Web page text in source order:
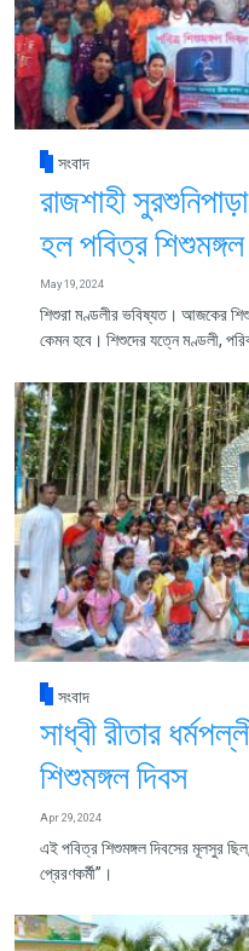
সংবাদ
রাজশাহী
হল পবিত্র
May 19, 2024
শিশুরা মণ্ডলীর ভবিষ্যত। আজকের
কেমন হবে। শিশুদের যত্নে মণ্ডলী,
সংবাদ
সাধ্বী রীতার
শিশুমঙ্গল দিবস
Apr 29, 2024
এই পবিত্র শিশুমঙ্গল দিবসের মূলসুর
প্রেরণকর্মী”।